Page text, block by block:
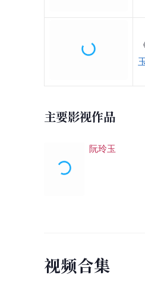
主要影视作品
阮玲玉
视频合集